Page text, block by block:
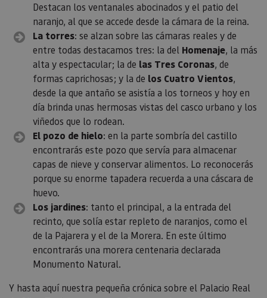
Destacan los ventanales abocinados y el patio del
naranjo, al que se accede desde la cámara de la reina.
La torres: se alzan sobre las cámaras reales y de
entre todas destacamos tres: la del Homenaje, la más
alta y espectacular; la de las Tres Coronas, de
formas caprichosas; y la de los Cuatro Vientos,
desde la que antaño se asistía a los torneos y hoy en
día brinda unas hermosas vistas del casco urbano y los
viñedos que lo rodean.
El pozo de hielo: en la parte sombría del castillo
encontrarás este pozo que servía para almacenar
capas de nieve y conservar alimentos. Lo reconocerás
porque su enorme tapadera recuerda a una cáscara de
huevo.
Los jardines: tanto el principal, a la entrada del
recinto, que solía estar repleto de naranjos, como el
de la Pajarera y el de la Morera. En este último
encontrarás una morera centenaria declarada
Monumento Natural.
Y hasta aquí nuestra pequeña crónica sobre el Palacio Real